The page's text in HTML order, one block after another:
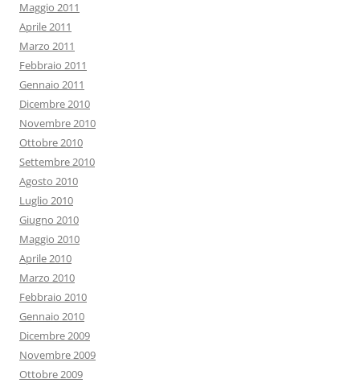
Maggio 2011
Aprile 2011
Marzo 2011
Febbraio 2011
Gennaio 2011
Dicembre 2010
Novembre 2010
Ottobre 2010
Settembre 2010
Agosto 2010
Luglio 2010
Giugno 2010
Maggio 2010
Aprile 2010
Marzo 2010
Febbraio 2010
Gennaio 2010
Dicembre 2009
Novembre 2009
Ottobre 2009